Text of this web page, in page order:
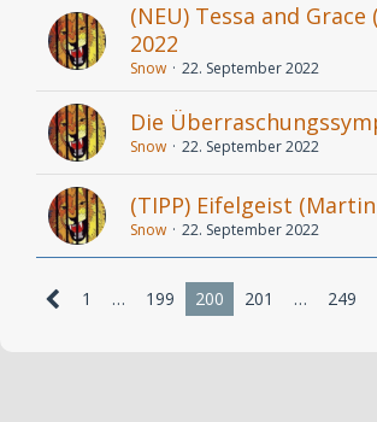
(NEU) Tessa and
2022
Snow 22. September 2022
Die
Snow 22. September 2022
(TIPP) Eifelgeist
Snow 22. September 2022
1 … 199 200 201 … 249